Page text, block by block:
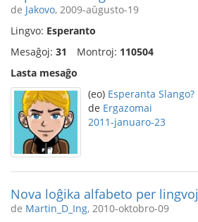
de Jakovo, 2009-aŭgusto-19
Lingvo: Esperanto
Mesaĝoj: 31 Montroj: 110504
Lasta mesaĝo
(eo) Esperanta Slango?
de Ergazomai
2011-januaro-23
Nova loĝika alfabeto per lingvoj
de Martin_D_Ing, 2010-oktobro-09